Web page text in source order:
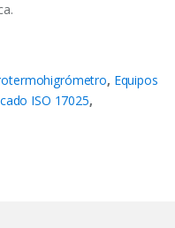
, Equipos
ISO 17025,